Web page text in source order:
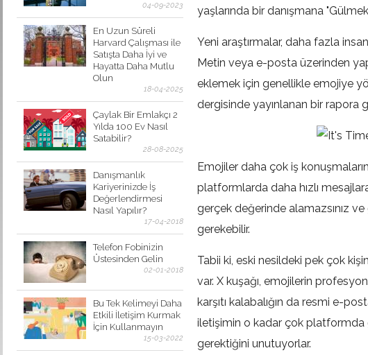
04-09-2023
En Uzun Süreli
Harvard Çalışması ile
Satışta Daha İyi ve
Hayatta Daha Mutlu
Olun
18-04-2025
Çaylak Bir Emlakçı 2
Yılda 100 Ev Nasıl
Satabilir?
28-08-2025
Danışmanlık
Kariyerinizde İş
Değerlendirmesi
Nasıl Yapılır?
17-04-2018
Telefon Fobinizin
Üstesinden Gelin
02-01-2018
Bu Tek Kelimeyi Daha
Etkili İletişim Kurmak
İçin Kullanmayın
15-03-2022
yaşlarında bir danışmana
Yeni araştırmalar, daha fazla
Metin veya e-posta üzerinden
eklemek için genellikle emojiye
dergisinde yayınlanan bir rapora
Emojiler daha çok iş
platformlarda daha hızlı
gerçek değerinde alamazsınız
gerekebilir.
Tabii ki, eski nesildeki pek çok
var. X kuşağı, emojilerin
karşıtı kalabalığın da resmi e-
iletişimin o kadar çok platformda
gerektiğini unutuyorlar.